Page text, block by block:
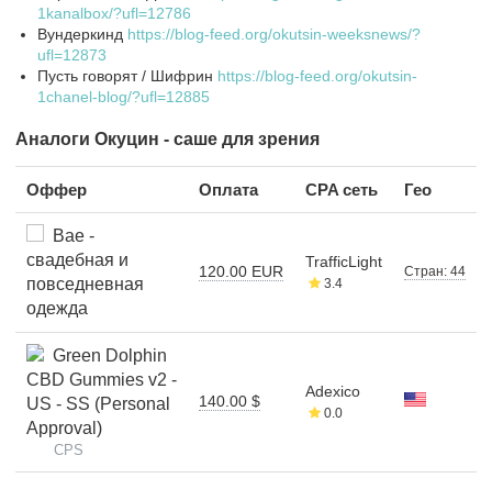
1kanalbox/?ufl=12786
Вундеркинд https://blog-feed.org/okutsin-weeksnews/?
ufl=12873
Пусть говорят / Шифрин https://blog-feed.org/okutsin-
1chanel-blog/?ufl=12885
Аналоги Окуцин - саше для зрения
Оффер Оплата CPA сеть Гео
Bae -
свадебная и
повседневная
одежда
120.00 EUR
TrafficLight
3.4
Стран: 44
Green Dolphin
CBD Gummies v2 -
US - SS (Personal
Approval)
CPS
140.00 $
Adexico
0.0